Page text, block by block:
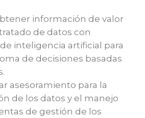
información de valor
de datos con
inteligencia artificial para
de decisiones basadas
asesoramiento para la
de los datos y el manejo
de gestión de los